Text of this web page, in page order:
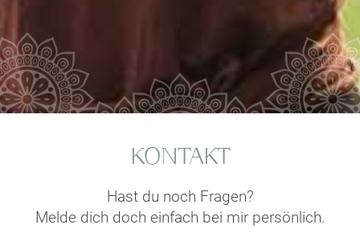
KONTAKT
Hast du noch Fragen?
Melde dich doch einfach bei mir persönlich.